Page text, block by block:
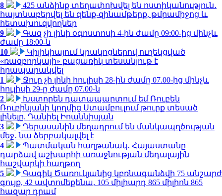
8
425 անձինք տեղափոխվել են ոստիկանություն․
հայտնաբերվել են զենք-զինամթերք, թմրամիջոց և
հետախուզվողներ
9
Գազ չի լինի օգոստոսի 4-ին ժամը 09:00-ից մինչև
ժամը 18:00-ն
10
Կիլիկիայում կրակոցներով ուղեկցված
«ռազբորկայի» բացառիկ տեսանյութ է
հրապարակվել
1
Ջուր չի լինի հուլիսի 28-ին ժամը 07.00-ից մինչև
հուլիսի 29-ը ժամը 07.00-ն
2
Խստորեն դատապարտում եմ Ռուբեն
Ռուբինյանի կողմից Ստամբուլում թուրք տեսած
լինելը. Դանիել Իոաննիսյան
3
Դերասանին մեղադրում են մանկապղծության
մեջ․ նա ձերբակալվել է
4
Պատմական հաղթանակ․ Հայաստանը
դարձավ աշխարհի առաջնության մեդալային
հաշվարկի հաղթող
5
Գագիկ Ծառուկյանից կբռնագանձվի 75 անշարժ
գույք, 42 ավտոմեքենա, 105 միլիարդ 865 միլիոն 865
հազար դրամ